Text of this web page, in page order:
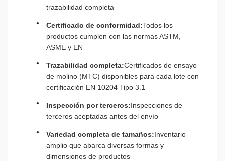
trazabilidad completa
Certificado de conformidad:Todos los
productos cumplen con las normas ASTM,
ASME y EN
Trazabilidad completa:Certificados de ensayo
de molino (MTC) disponibles para cada lote con
certificación EN 10204 Tipo 3.1
Inspección por terceros:Inspecciones de
terceros aceptadas antes del envío
Variedad completa de tamaños:Inventario
amplio que abarca diversas formas y
dimensiones de productos